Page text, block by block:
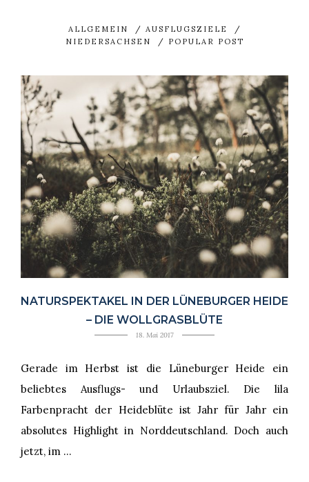
ALLGEMEIN / AUSFLUGSZIELE
/
NIEDERSACHSEN
/ POPULAR POST
NATURSPEKTAKEL IN DER LÜNEBURGER HEIDE
– DIE WOLLGRASBLÜTE
18. Mai 2017
Gerade im Herbst ist die Lüneburger Heide ein
beliebtes Ausflugs- und Urlaubsziel. Die lila
Farbenpracht der Heideblüte ist Jahr für Jahr ein
absolutes Highlight in Norddeutschland. Doch auch
jetzt, im …